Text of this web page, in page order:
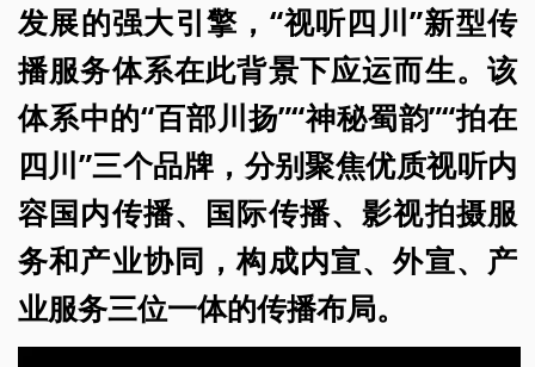
发展的强大引擎，“视听四川”新型传
播服务体系在此背景下应运而生。该
体系中的“百部川扬”“神秘蜀韵”“拍在
四川”三个品牌，分别聚焦优质视听内
容国内传播、国际传播、影视拍摄服
务和产业协同，构成内宣、外宣、产
业服务三位一体的传播布局。